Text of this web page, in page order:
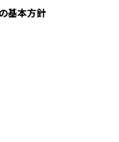
基本方針